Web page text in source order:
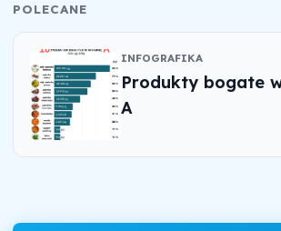
POLECANE
INFOGRAFIKA
Produkty bogate
A